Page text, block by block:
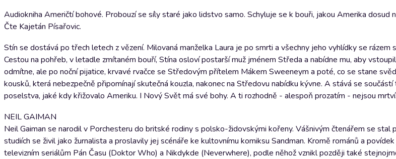
Audiokniha Američtí bohové. Probouzí se síly staré jako lidstvo samo. Schyluje se k bouři, jakou Amerika dosud
Čte Kajetán Písařovic.
Stín se dostává po třech letech z vězení. Milovaná manželka Laura je po smrti a všechny jeho vyhlídky se rázem
Cestou na pohřeb, v letadle zmítaném bouří, Stína osloví postarší muž jménem Středa a nabídne mu, aby
odmítne, ale po noční pijatice, krvavé rvačce se Středovým přítelem Mákem Sweeneym a poté, co se stane
kousků, která nebezpečně připomínají skutečná kouzla, nakonec na Středovu nabídku kývne. A stává se
poselstva, jaké kdy křižovalo Ameriku. I Nový Svět má své bohy. A ti rozhodně - alespoň prozatím - nejsou
NEIL GAIMAN
Neil Gaiman se narodil v Porchesteru do britské rodiny s polsko-židovskými kořeny. Vášnivým čtenářem se stal
studiích se živil jako žurnalista a proslavily jej scénáře ke kultovnímu komiksu Sandman. Kromě románů a
televizním seriálům Pán Času (Doktor Who) a Nikdykde (Neverwhere), podle něhož vznikl později také